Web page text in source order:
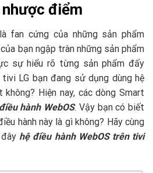
điểm
fan cứng của những sản phẩm
bạn ngập tràn những sản phẩm
sự hiểu rõ từng sản phẩm đấy
LG bạn đang sử dụng dùng hệ
Hiện nay, các dòng Smart
hành WebOS. Vậy bạn có biết
hành này là gì không? Hãy cùng
hệ điều hành WebOS trên tivi